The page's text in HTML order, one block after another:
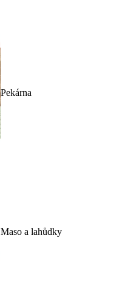
Pekárna
Maso a lahůdky